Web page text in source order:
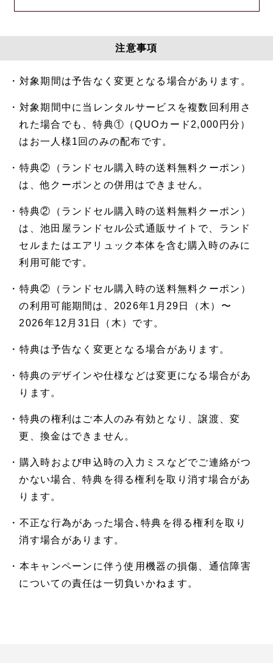
注意事項
・対象期間は予告なく変更となる場合があります。
・対象期間中に当レンタルサービスを複数回利用さ
れた場合でも、特典①（QUOカード2,000円分）
はお一人様1回のみの配布です。
・特典②（ランドセル購入時の送料無料クーポン）
は、他クーポンとの併用はできません。
・特典②（ランドセル購入時の送料無料クーポン）
は、池田屋ランドセル公式通販サイトで、ランド
セルまたはエアリュック本体を含む購入時のみに
利用可能です。
・特典②（ランドセル購入時の送料無料クーポン）
の利用可能期間は、2026年1月29日（木）〜
2026年12月31日（木）です。
・特典は予告なく変更となる場合があります。
・特典のデザインや仕様などは変更になる場合があ
ります。
・特典の権利はご本人のみ有効となり、譲渡、変
更、換金はできません。
・購入時および申込時の入力ミスなどでご連絡がつ
かない場合、特典を得る権利を取り消す場合があ
ります。
・不正な行為があった場合､特典を得る権利を取り
消す場合があります。
・本キャンペーンに伴う使用機器の損傷、通信障害
についての責任は一切負いかねます。